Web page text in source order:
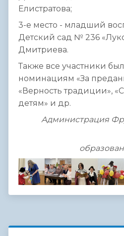
Елистратова;
3-е место - младший
Детский сад № 236
Дмитриева.
Также все участники
номинациям «За
«Верность традиции»,
детям» и др.
Администрация